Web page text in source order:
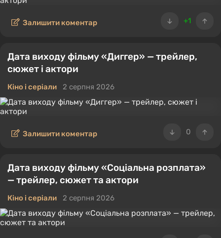
+1
Залишити коментар
Дата виходу фільму «Диггер» — трейлер,
сюжет і актори
Кіно і серіали 2 серпня 2026
0
Залишити коментар
Дата виходу фільму «Соціальна розплата»
— трейлер, сюжет та актори
Кіно і серіали 2 серпня 2026